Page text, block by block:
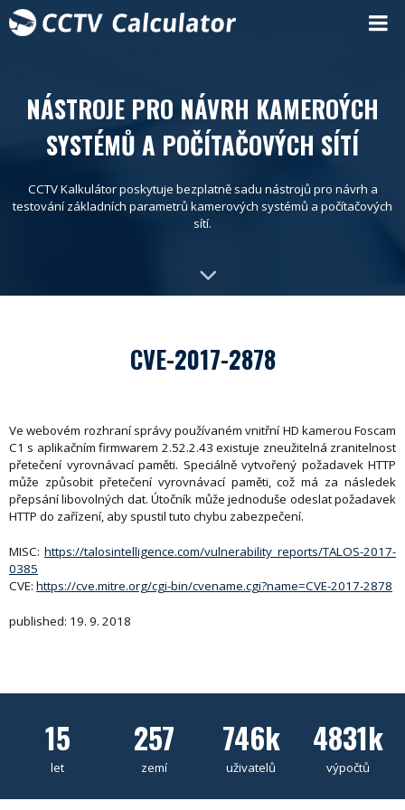
NÁSTROJE PRO NÁVRH KAMEROÝCH
SYSTÉMŮ A POČÍTAČOVÝCH SÍTÍ
CCTV Kalkulátor poskytuje bezplatně sadu nástrojů pro návrh a
testování základních parametrů kamerových systémů a počítačových
sítí.
CVE-2017-2878
Ve webovém rozhraní správy používaném vnitřní HD kamerou Foscam
C1 s aplikačním firmwarem 2.52.2.43 existuje zneužitelná zranitelnost
přetečení vyrovnávací paměti. Speciálně vytvořený požadavek HTTP
může způsobit přetečení vyrovnávací paměti, což má za následek
přepsání libovolných dat. Útočník může jednoduše odeslat požadavek
HTTP do zařízení, aby spustil tuto chybu zabezpečení.
MISC: https://talosintelligence.com/vulnerability_reports/TALOS-2017-
0385
CVE: https://cve.mitre.org/cgi-bin/cvename.cgi?name=CVE-2017-2878
published: 19. 9. 2018
15
let
257
zemí
746k
uživatelů
4831k
výpočtů